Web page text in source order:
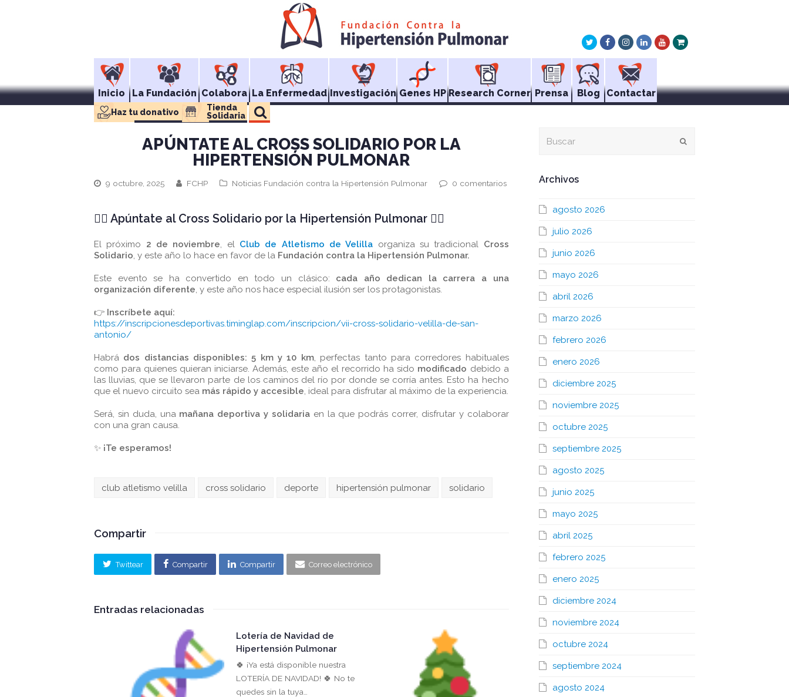
TwitterFacebookInstagram
LinkedInYoutube
Xing
Inicio La Fundación Colabora La Enfermedad Investigación Genes HP Research Corner Prensa Blog Contactar
Haz tu donativo
Tienda
Solidaria
APÚNTATE AL CROSS SOLIDARIO POR LA
HIPERTENSIÓN PULMONAR
9 octubre, 2025 FCHP Noticias Fundación contra la Hipertensión Pulmonar 0 comentarios
🏃‍♂️ Apúntate al Cross Solidario por la Hipertensión Pulmonar 🏃‍♀️
El próximo 2 de noviembre, el Club de Atletismo de Velilla organiza su tradicional Cross
Solidario, y este año lo hace en favor de la Fundación contra la Hipertensión Pulmonar.
Este evento se ha convertido en todo un clásico: cada año dedican la carrera a una
organización diferente, y este año nos hace especial ilusión ser los protagonistas.
👉 Inscríbete aquí:
https://inscripcionesdeportivas.timinglap.com/inscripcion/vii-cross-solidario-velilla-de-san-
antonio/
Habrá dos distancias disponibles: 5 km y 10 km, perfectas tanto para corredores habituales
como para quienes quieran iniciarse. Además, este año el recorrido ha sido modificado debido a
las lluvias, que se llevaron parte de los caminos del río por donde se corría antes. Esto ha hecho
que el nuevo circuito sea más rápido y accesible, ideal para disfrutar al máximo de la experiencia.
Será, sin duda, una mañana deportiva y solidariaen la que podrás correr, disfrutar y colaborar
con una gran causa.
✨ ¡Te esperamos!
club atletismo velilla cross solidario deporte hipertensión pulmonar solidario
Compartir
Twittear Compartir Compartir Correo electrónico
Entradas relacionadas
Lotería de Navidad de
Hipertensión Pulmonar
🍀 ¡Ya está disponible nuestra
LOTERÍA DE NAVIDAD! 🍀 No te
quedes sin la tuya…
Archivos
agosto 2026
julio 2026
junio 2026
mayo 2026
abril 2026
marzo 2026
febrero 2026
enero 2026
diciembre 2025
noviembre 2025
octubre 2025
septiembre 2025
agosto 2025
junio 2025
mayo 2025
abril 2025
febrero 2025
enero 2025
diciembre 2024
noviembre 2024
octubre 2024
septiembre 2024
agosto 2024